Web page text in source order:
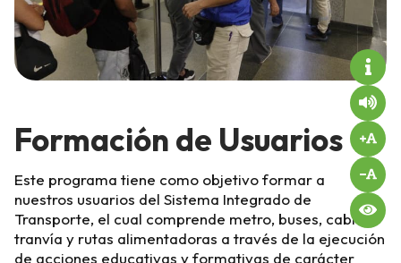
Formación de Usuarios
Este programa tiene como objetivo formar a
nuestros usuarios del Sistema Integrado de
Transporte, el cual comprende metro, buses, cables,
tranvía y rutas alimentadoras a través de la ejecución
de acciones educativas y formativas de carácter